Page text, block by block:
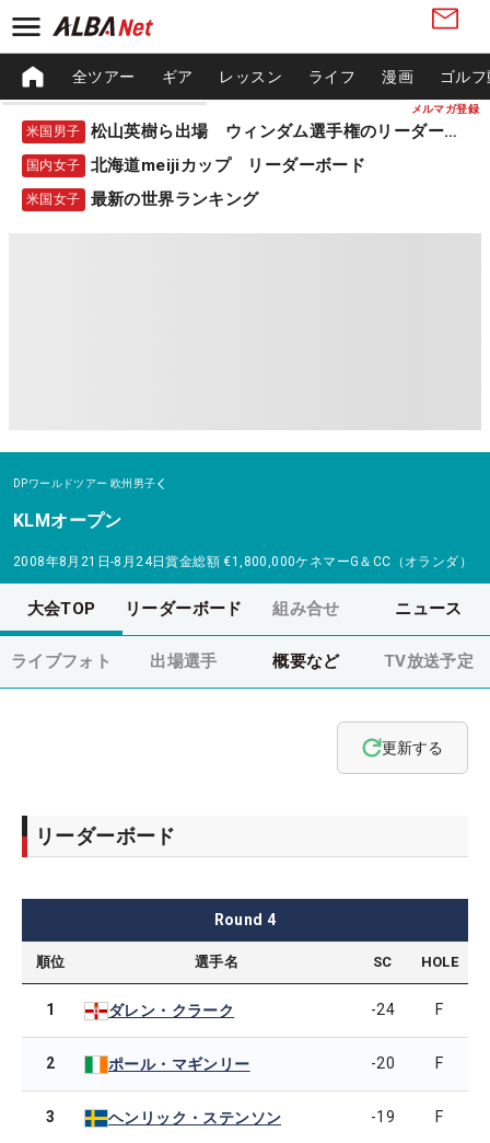
メルマガ登録
全ツアー ギア レッスン ライフ 漫画 ゴル
米国男子 松山英樹ら出場 ウィンダム選手権のリーダーボード
国内女子 北海道meijiカップ リーダーボード
米国女子 最新の世界ランキング
DPワールドツアー 欧州男子
KLMオープン
2008年8月21日-8月24日賞金総額 €1,800,000ケネマーG＆CC（オランダ）
大会TOP リーダーボード 組み合せ ニュース
ライブフォト 出場選手 概要など TV放送予定
更新する
リーダーボード
Round 4
順位 選手名 SC HOLE
1 ダレン・クラーク -24 F
2 ポール・マギンリー -20 F
3 ヘンリック・ステンソン -19 F